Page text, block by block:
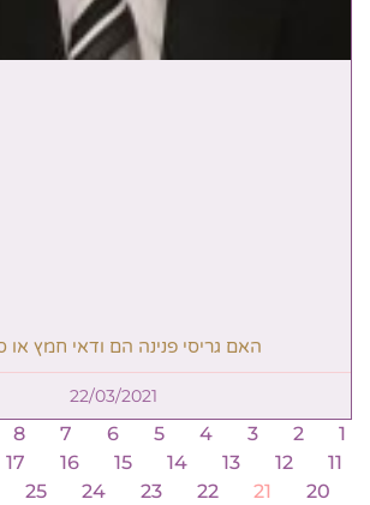
האם גריסי פנינה הם ודאי חמץ או
22/03/2021
1
2
3
4
5
6
7
8
11
12
13
14
15
16
17
20
21
22
23
24
25